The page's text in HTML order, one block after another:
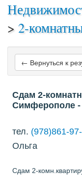
> 2-
← Вернуться к
Сдам 2-
Симферополе
тел. (978)861-
Ольга
Сдам 2-